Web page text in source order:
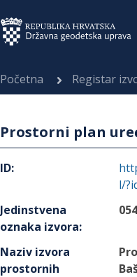
Početna Registar
Prostorni plan
ID:
l/
Jedinstvena
oznaka izvora:
Naziv izvora
prostornih